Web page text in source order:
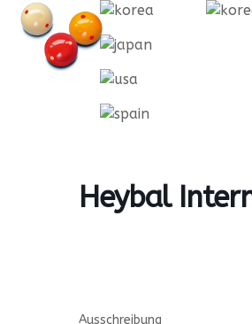
Skip
content
Heybal
Ausschreibung